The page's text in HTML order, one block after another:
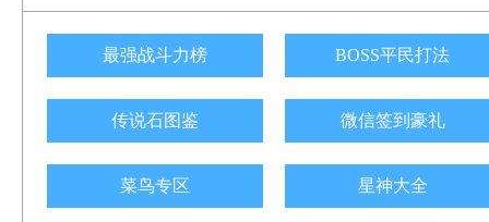
最强战斗力榜 BOSS平民打法
传说石图鉴 微信签到豪礼
菜鸟专区 星神大全